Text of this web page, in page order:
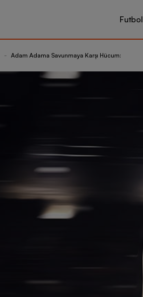
Futbol
- Adam Adama Savunmaya Karşı Hücum: